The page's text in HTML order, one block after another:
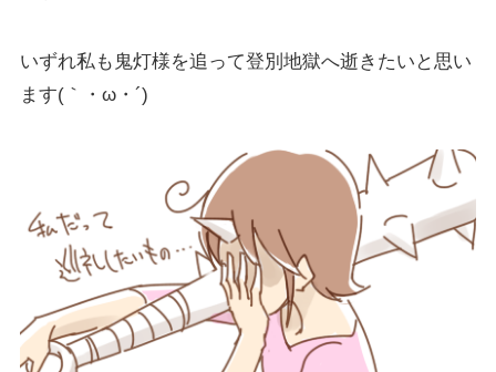
いずれ私も鬼灯様を追って登別地獄へ逝きたいと思い
ます(｀・ω・´)